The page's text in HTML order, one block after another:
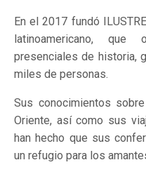
En el 2017 fundó
latinoamericano,
presenciales de historia,
miles de personas.
Sus conocimientos
Oriente, así como sus
han hecho que sus
un refugio para los